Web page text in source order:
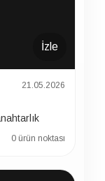
İzle
21.05.2026
0 ürün noktası